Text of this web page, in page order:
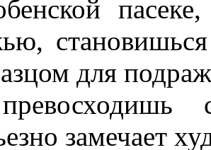
для
замечает